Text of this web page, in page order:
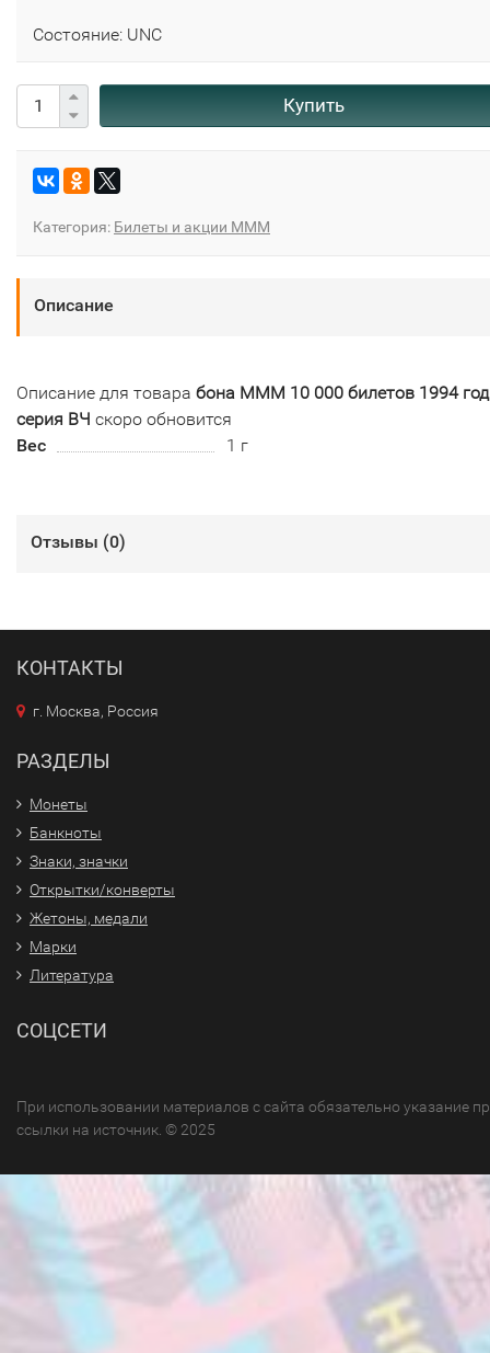
Состояние: UNC
Купить
Категория: Билеты и акции МММ
Описание
Описание для товара бона МММ 10 000 билетов 1994 год
серия ВЧ скоро обновится
Вес
1 г
Отзывы (0)
КОНТАКТЫ
г. Москва, Россия
РАЗДЕЛЫ
Монеты
Банкноты
Знаки, значки
Открытки/конверты
Жетоны, медали
Марки
Литература
СОЦСЕТИ
При использовании материалов с сайта обязательно указание
ссылки на источник. © 2025